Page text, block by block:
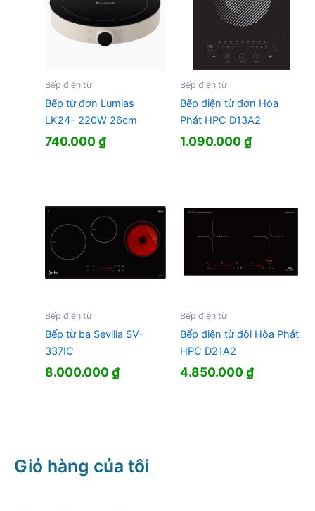
Bếp điện từ
Bếp từ đơn Lumias
LK24- 220W 26cm
740.000₫
Bếp điện từ
Bếp điện từ đơn Hòa
Phát HPC D13A2
1.090.000₫
Bếp điện từ
Bếp từ ba Sevilla SV-
337IC
8.000.000₫
Bếp điện từ
Bếp điện từ đôi Hòa Phát
HPC D21A2
4.850.000₫
Giỏ hàng của tôi